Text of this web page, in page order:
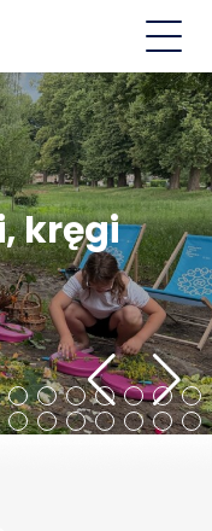
Jakuba
Ulice
EDD
nas